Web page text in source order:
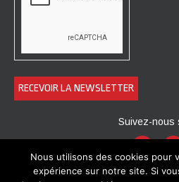
Suivez-nous
Nous utilisons des cookies pour
expérience sur notre site. Si